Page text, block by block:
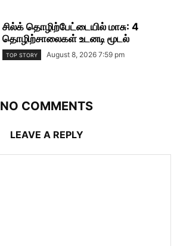
சில்க் தொழிற்பேட்டையில் மாசு: 4
தொழிற்சாலைகள் உடனடி மூடல்
TOP STORY August 8, 2026 7:59 pm
NO COMMENTS
LEAVE A REPLY